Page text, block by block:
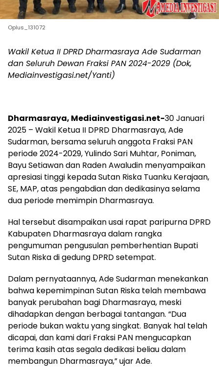
Oplus_131072
Wakil Ketua II DPRD Dharmasraya Ade Sudarman
dan Seluruh Dewan Fraksi PAN 2024-2029 (Dok,
Mediainvestigasi.net/Yanti)
Dharmasraya, Mediainvestigasi.net-30 Januari
2025 – Wakil Ketua II DPRD Dharmasraya, Ade
Sudarman, bersama seluruh anggota Fraksi PAN
periode 2024-2029, Yulindo Sari Muhtar, Poniman,
Bayu Setiawan dan Raden Awaludin menyampaikan
apresiasi tinggi kepada Sutan Riska Tuanku Kerajaan,
SE, MAP, atas pengabdian dan dedikasinya selama
dua periode memimpin Dharmasraya.
Hal tersebut disampaikan usai rapat paripurna DPRD
Kabupaten Dharmasraya dalam rangka
pengumuman pengusulan pemberhentian Bupati
Sutan Riska di gedung DPRD setempat.
Dalam pernyataannya, Ade Sudarman menekankan
bahwa kepemimpinan Sutan Riska telah membawa
banyak perubahan bagi Dharmasraya, meski
dihadapkan dengan berbagai tantangan. “Dua
periode bukan waktu yang singkat. Banyak hal telah
dicapai, dan kami dari Fraksi PAN mengucapkan
terima kasih atas segala dedikasi beliau dalam
membangun Dharmasraya,” ujar Ade.